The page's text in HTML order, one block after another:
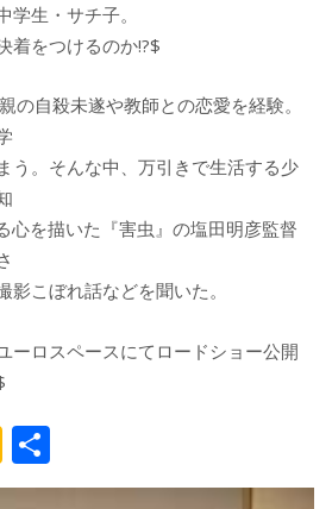
生・サチ子。
着をつけるのか!?$
自殺未遂や教師との恋愛を経験。
う。そんな中、万引きで生活する少
心を描いた『害虫』の塩田明彦監督
こぼれ話などを聞いた。
ロスペースにてロードショー公開
K
a 有